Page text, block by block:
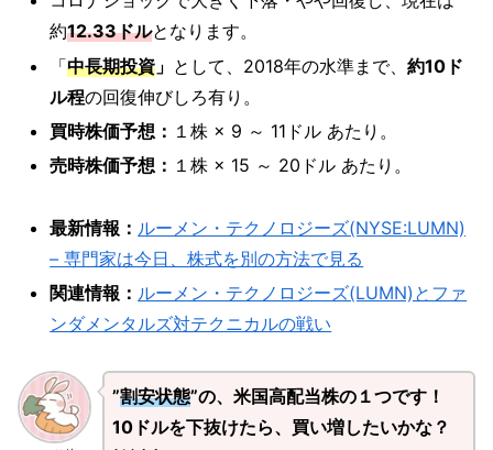
約12.33ドルとなります。
「中長期投資 」 として、2018年の水準まで、約10ド
ル程の回復伸びしろ有り。
買時株価予想： １株 × 9 ～ 11ドル あたり。
売時株価予想： １株 × 15 ～ 20ドル あたり。
最新情報： ルーメン・テクノロジーズ(NYSE:LUMN)
– 専門家は今日、株式を別の方法で見る
関連情報： ルーメン・テクノロジーズ(LUMN)とファ
ンダメンタルズ対テクニカルの戦い
”割安状態”の、米国高配当株の１つです！
10ドルを下抜けたら、買い増したいかな？